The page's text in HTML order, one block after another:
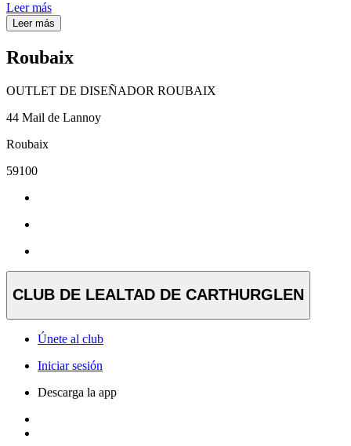
Leer más
Leer más
Roubaix
OUTLET DE DISEÑADOR ROUBAIX
44 Mail de Lannoy
Roubaix
59100
CLUB DE LEALTAD DE CARTHURGLEN
Únete al club
Iniciar sesión
Descarga la app